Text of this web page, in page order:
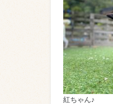
紅ちゃん♪